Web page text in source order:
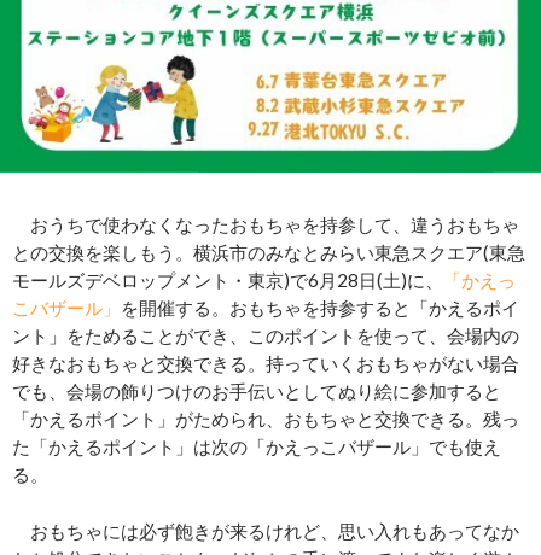
おうちで使わなくなったおもちゃを持参して、違うおもちゃ
との交換を楽しもう。横浜市のみなとみらい東急スクエア(東急
モールズデベロップメント・東京)で6月28日(土)に、
「かえっ
こバザール」
を開催する。おもちゃを持参すると「かえるポイ
ント」をためることができ、このポイントを使って、会場内の
好きなおもちゃと交換できる。持っていくおもちゃがない場合
でも、会場の飾りつけのお手伝いとしてぬり絵に参加すると
「かえるポイント」がためられ、おもちゃと交換できる。残っ
た「かえるポイント」は次の「かえっこバザール」でも使え
る。
おもちゃには必ず飽きが来るけれど、思い入れもあってなか